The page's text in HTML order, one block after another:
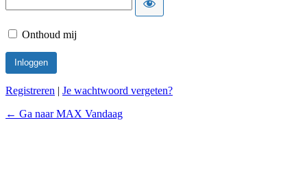
Onthoud mij
Registreren | Je wachtwoord vergeten?
← Ga naar MAX Vandaag